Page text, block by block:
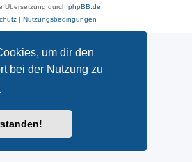
um dir den
bei der Nutzung zu
Übersetzung durch phpBB.de
| Nutzungsbedingungen